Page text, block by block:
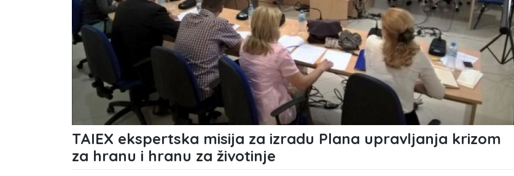
TAIEX ekspertska misija za izradu Plana upravljanja krizom
za hranu i hranu za životinje